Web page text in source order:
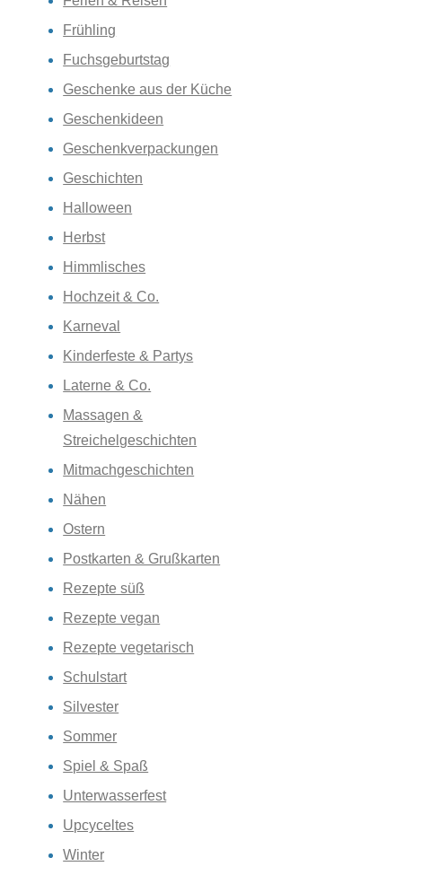
Frühling
Fuchsgeburtstag
Geschenke aus der Küche
Geschenkideen
Geschenkverpackungen
Geschichten
Halloween
Herbst
Himmlisches
Hochzeit & Co.
Karneval
Kinderfeste & Partys
Laterne & Co.
Massagen &
Streichelgeschichten
Mitmachgeschichten
Nähen
Ostern
Postkarten & Grußkarten
Rezepte süß
Rezepte vegan
Rezepte vegetarisch
Schulstart
Silvester
Sommer
Spiel & Spaß
Unterwasserfest
Upcyceltes
Winter